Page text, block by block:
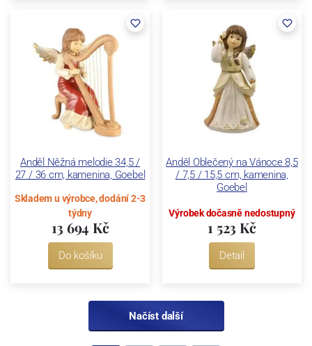
Anděl Něžná melodie 34,5 /
27 / 36 cm, kamenina, Goebel
Skladem u výrobce, dodání 2-3
týdny
13 694 Kč
Do košíku
Anděl Oblečený na Vánoce 8,5
/ 7,5 / 15,5 cm, kamenina,
Goebel
Výrobek dočasně nedostupný
1 523 Kč
Detail
Načíst další